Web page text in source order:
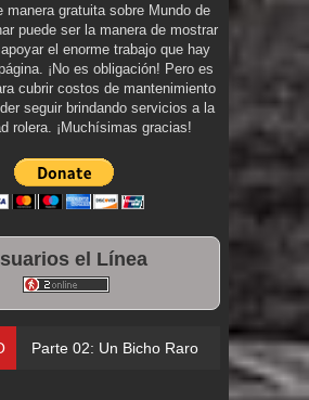
manera gratuita sobre Mundo de
puede ser la manera de mostrar
el enorme trabajo que hay
¡No es obligación! Pero es
cubrir costos de mantenimiento
seguir brindando servicios a la
rolera. ¡Muchísimas gracias!
el Línea
Parte 02: Un Bicho Raro